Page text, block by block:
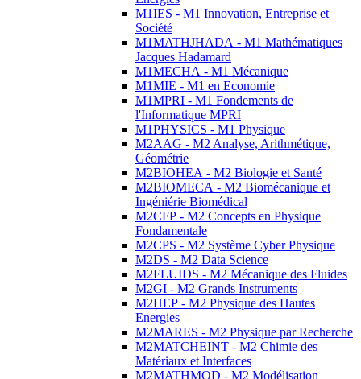
M1IES - M1 Innovation, Entreprise et
Société
M1MATHJHADA - M1 Mathématiques
Jacques Hadamard
M1MECHA - M1 Mécanique
M1MIE - M1 en Economie
M1MPRI - M1 Fondements de
l'Informatique MPRI
M1PHYSICS - M1 Physique
M2AAG - M2 Analyse, Arithmétique,
Géométrie
M2BIOHEA - M2 Biologie et Santé
M2BIOMECA - M2 Biomécanique et
Ingéniérie Biomédical
M2CFP - M2 Concepts en Physique
Fondamentale
M2CPS - M2 Système Cyber Physique
M2DS - M2 Data Science
M2FLUIDS - M2 Mécanique des Fluides
M2GI - M2 Grands Instruments
M2HEP - M2 Physique des Hautes
Energies
M2MARES - M2 Physique par Recherche
M2MATCHEINT - M2 Chimie des
Matériaux et Interfaces
M2MATHMOD - M2 Modélisation